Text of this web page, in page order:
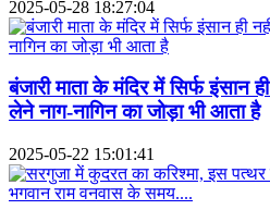
2025-05-28 18:27:04
बंजारी माता के मंदिर में सिर्फ इंसान
लेने नाग-नागिन का जोड़ा भी आता है
2025-05-22 15:01:41